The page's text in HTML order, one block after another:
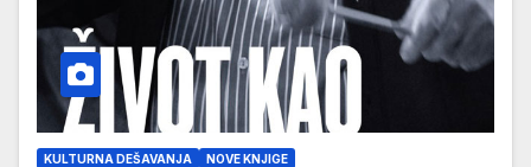
KULTURNA DEŠAVANJA NOVE KNJIGE